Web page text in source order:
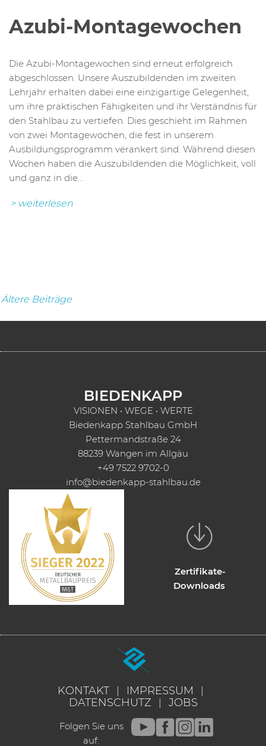
Azubi-Montagewochen
Die Azubi-Montagewochen sind erneut erfolgreich
abgeschlossen. Unsere Auszubildenden im zweiten
Lehrjahr erhalten dabei eine einzigartige Gelegenheit,
um ihre praktischen Fähigkeiten und ihr Verständnis für
den Stahlbau zu vertiefen. Dies geschieht im Rahmen
von zwei Montagewochen, die fest in unserem
Ausbildungsprogramm verankert sind. Während diesen
Wochen haben die Auszubildenden die Möglichkeit, voll
und ganz in die...
> weiterlesen
Beitragsnavigation
Ältere Beiträge
BIEDENKAPP
VISIONEN • WEGE • WERTE
Biedenkapp Stahlbau GmbH
Pettermandstraße 24
88239 Wangen im Allgäu
+49 7522 9702-0
info@biedenkapp-stahlbau.de
Zertifikate-
Downloads
KONTAKT
IMPRESSUM
DATENSCHUTZ
JOBS
Folgen Sie uns
auf: